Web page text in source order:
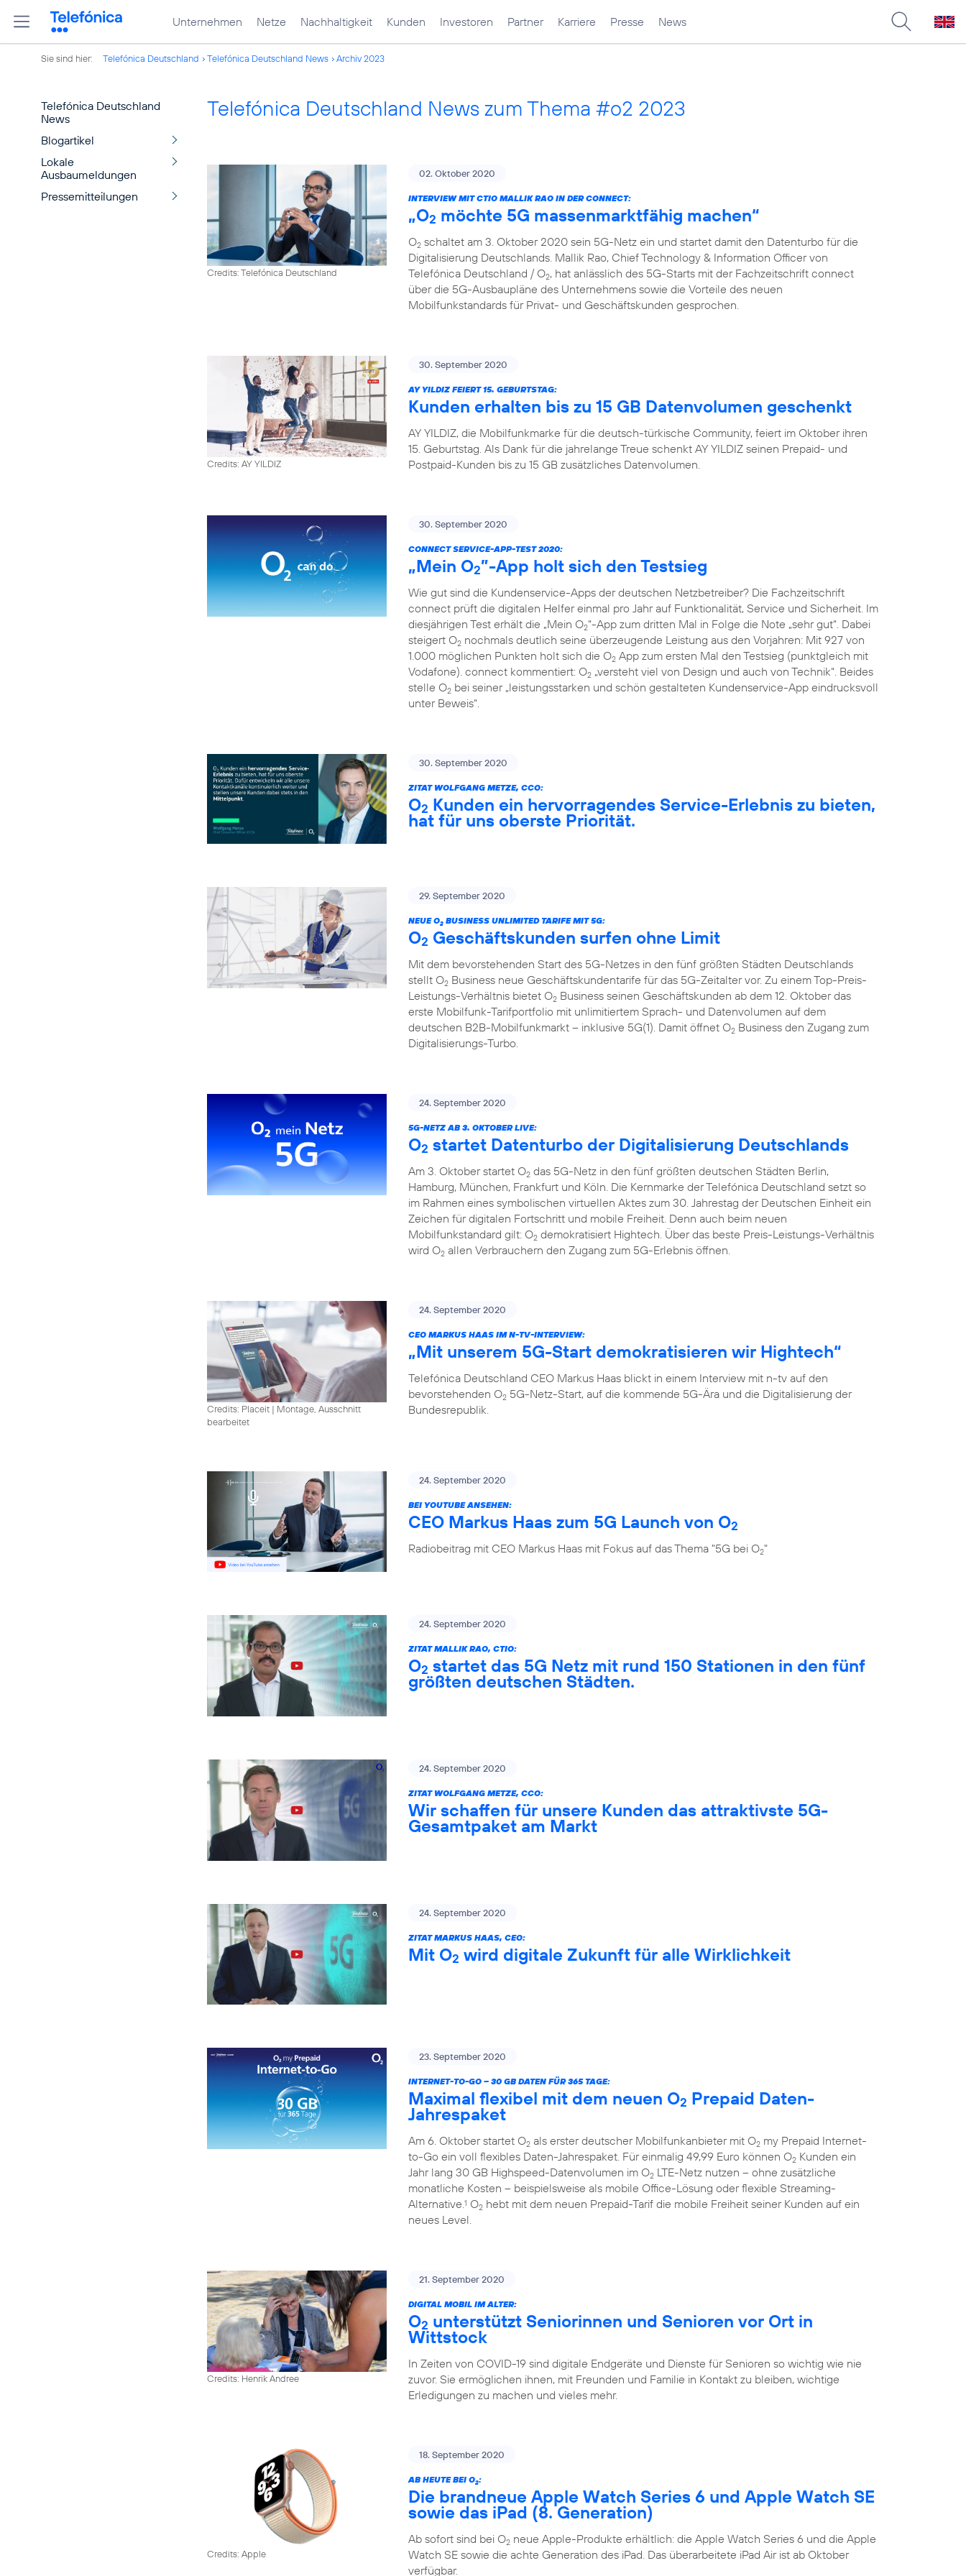
Unternehmen Netze Nachhaltigkeit Kunden Investoren Partner Karriere Presse News
Sie sind hier: Telefónica Deutschland Telefónica Deutschland News Archiv 2023
Telefónica Deutschland
News
Blogartikel
Lokale
Ausbaumeldungen
Pressemitteilungen
Telefónica Deutschland News zum Thema #o2 2023
Credits: Telefónica Deutschland
02. Oktober 2020
INTERVIEW MIT CTIO MALLIK RAO IN DER CONNECT:
„O2 möchte 5G massenmarktfähig machen“
O2 schaltet am 3. Oktober 2020 sein 5G-Netz ein und startet damit den Datenturbo für die
Digitalisierung Deutschlands. Mallik Rao, Chief Technology & Information Officer von
Telefónica Deutschland / O2, hat anlässlich des 5G-Starts mit der Fachzeitschrift connect
über die 5G-Ausbaupläne des Unternehmens sowie die Vorteile des neuen
Mobilfunkstandards für Privat- und Geschäftskunden gesprochen.
Credits: AY YILDIZ
30. September 2020
AY YILDIZ FEIERT 15. GEBURTSTAG:
Kunden erhalten bis zu 15 GB Datenvolumen geschenkt
AY YILDIZ, die Mobilfunkmarke für die deutsch-türkische Community, feiert im Oktober ihren
15. Geburtstag. Als Dank für die jahrelange Treue schenkt AY YILDIZ seinen Prepaid- und
Postpaid-Kunden bis zu 15 GB zusätzliches Datenvolumen.
30. September 2020
CONNECT SERVICE-APP-TEST 2020:
„Mein O2”-App holt sich den Testsieg
Wie gut sind die Kundenservice-Apps der deutschen Netzbetreiber? Die Fachzeitschrift
connect prüft die digitalen Helfer einmal pro Jahr auf Funktionalität, Service und Sicherheit. Im
diesjährigen Test erhält die „Mein O2“-App zum dritten Mal in Folge die Note „sehr gut“. Dabei
steigert O2 nochmals deutlich seine überzeugende Leistung aus den Vorjahren: Mit 927 von
1.000 möglichen Punkten holt sich die O2 App zum ersten Mal den Testsieg (punktgleich mit
Vodafone). connect kommentiert: O2 „versteht viel von Design und auch von Technik“. Beides
stelle O2 bei seiner „leistungsstarken und schön gestalteten Kundenservice-App eindrucksvoll
unter Beweis“.
30. September 2020
ZITAT WOLFGANG METZE, CCO:
O2 Kunden ein hervorragendes Service-Erlebnis zu bieten,
hat für uns oberste Priorität.
29. September 2020
NEUE O2 BUSINESS UNLIMITED TARIFE MIT 5G:
O2 Geschäftskunden surfen ohne Limit
Mit dem bevorstehenden Start des 5G-Netzes in den fünf größten Städten Deutschlands
stellt O2 Business neue Geschäftskundentarife für das 5G-Zeitalter vor. Zu einem Top-Preis-
Leistungs-Verhältnis bietet O2 Business seinen Geschäftskunden ab dem 12. Oktober das
erste Mobilfunk-Tarifportfolio mit unlimitiertem Sprach- und Datenvolumen auf dem
deutschen B2B-Mobilfunkmarkt – inklusive 5G(1). Damit öffnet O2 Business den Zugang zum
Digitalisierungs-Turbo.
24. September 2020
5G-NETZ AB 3. OKTOBER LIVE:
O2 startet Datenturbo der Digitalisierung Deutschlands
Am 3. Oktober startet O2 das 5G-Netz in den fünf größten deutschen Städten Berlin,
Hamburg, München, Frankfurt und Köln. Die Kernmarke der Telefónica Deutschland setzt so
im Rahmen eines symbolischen virtuellen Aktes zum 30. Jahrestag der Deutschen Einheit ein
Zeichen für digitalen Fortschritt und mobile Freiheit. Denn auch beim neuen
Mobilfunkstandard gilt: O2 demokratisiert Hightech. Über das beste Preis-Leistungs-Verhältnis
wird O2 allen Verbrauchern den Zugang zum 5G-Erlebnis öffnen.
Credits: Placeit | Montage, Ausschnitt
bearbeitet
24. September 2020
CEO MARKUS HAAS IM N-TV-INTERVIEW:
„Mit unserem 5G-Start demokratisieren wir Hightech“
Telefónica Deutschland CEO Markus Haas blickt in einem Interview mit n-tv auf den
bevorstehenden O2 5G-Netz-Start, auf die kommende 5G-Ära und die Digitalisierung der
Bundesrepublik.
24. September 2020
BEI YOUTUBE ANSEHEN:
CEO Markus Haas zum 5G Launch von O2
Radiobeitrag mit CEO Markus Haas mit Fokus auf das Thema "5G bei O2"
24. September 2020
ZITAT MALLIK RAO, CTIO:
O2 startet das 5G Netz mit rund 150 Stationen in den fünf
größten deutschen Städten.
24. September 2020
ZITAT WOLFGANG METZE, CCO:
Wir schaffen für unsere Kunden das attraktivste 5G-
Gesamtpaket am Markt
24. September 2020
ZITAT MARKUS HAAS, CEO:
Mit O2 wird digitale Zukunft für alle Wirklichkeit
23. September 2020
INTERNET-TO-GO – 30 GB DATEN FÜR 365 TAGE:
Maximal flexibel mit dem neuen O2 Prepaid Daten-
Jahrespaket
Am 6. Oktober startet O2 als erster deutscher Mobilfunkanbieter mit O2 my Prepaid Internet-
to-Go ein voll flexibles Daten-Jahrespaket. Für einmalig 49,99 Euro können O2 Kunden ein
Jahr lang 30 GB Highspeed-Datenvolumen im O2 LTE-Netz nutzen – ohne zusätzliche
monatliche Kosten – beispielsweise als mobile Office-Lösung oder flexible Streaming-
Alternative.1 O2 hebt mit dem neuen Prepaid-Tarif die mobile Freiheit seiner Kunden auf ein
neues Level.
Credits: Henrik Andree
21. September 2020
DIGITAL MOBIL IM ALTER:
O2 unterstützt Seniorinnen und Senioren vor Ort in
Wittstock
In Zeiten von COVID-19 sind digitale Endgeräte und Dienste für Senioren so wichtig wie nie
zuvor. Sie ermöglichen ihnen, mit Freunden und Familie in Kontakt zu bleiben, wichtige
Erledigungen zu machen und vieles mehr.
Credits: Apple
18. September 2020
AB HEUTE BEI O2:
Die brandneue Apple Watch Series 6 und Apple Watch SE
sowie das iPad (8. Generation)
Ab sofort sind bei O2 neue Apple-Produkte erhältlich: die Apple Watch Series 6 und die Apple
Watch SE sowie die achte Generation des iPad. Das überarbeitete iPad Air ist ab Oktober
verfügbar.